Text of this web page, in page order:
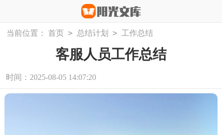
当前位置： 首页 > 总结计划 > 工作总结
客服人员工作总结
时间：2025-08-05 14:07:20